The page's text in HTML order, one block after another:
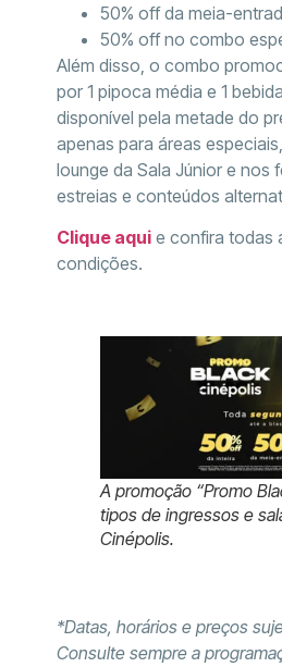
50% off da meia-
50% off no combo
Além disso, o combo
por 1 pipoca média e 1
disponível pela metade do
apenas para áreas
lounge da Sala Júnior e nos
estreias e conteúdos
Clique aquie confira todas
condições.
A promoção “Promo
tipos de ingressos e
Cinépolis.
*Datas, horários e preços
Consulte sempre a